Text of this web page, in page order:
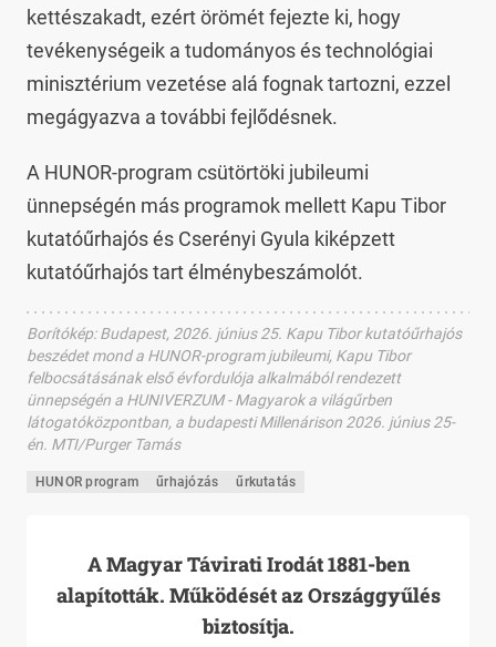
kettészakadt, ezért örömét fejezte ki, hogy
tevékenységeik a tudományos és technológiai
minisztérium vezetése alá fognak tartozni, ezzel
megágyazva a további fejlődésnek.
A HUNOR-program csütörtöki jubileumi
ünnepségén más programok mellett Kapu Tibor
kutatóűrhajós és Cserényi Gyula kiképzett
kutatóűrhajós tart élménybeszámolót.
Borítókép:Budapest, 2026. június 25. Kapu Tibor kutatóűrhajós
beszédet mond a HUNOR-program jubileumi, Kapu Tibor
felbocsátásának első évfordulója alkalmából rendezett
ünnepségén a HUNIVERZUM - Magyarok a világűrben
látogatóközpontban, a budapesti Millenárison 2026. június 25-
én. MTI/Purger Tamás
HUNOR program űrhajózás űrkutatás
A Magyar Távirati Irodát 1881-ben
alapították. Működését az Országgyűlés
biztosítja.